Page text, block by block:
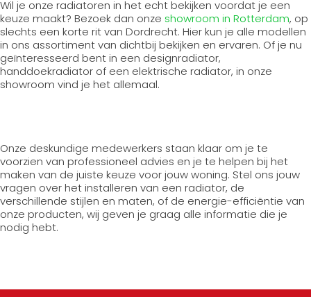
Wil je onze radiatoren in het echt bekijken voordat je een
keuze maakt? Bezoek dan onze showroom in Rotterdam, op
slechts een korte rit van Dordrecht. Hier kun je alle modellen
in ons assortiment van dichtbij bekijken en ervaren. Of je nu
geïnteresseerd bent in een designradiator,
handdoekradiator of een elektrische radiator, in onze
showroom vind je het allemaal.
Onze deskundige medewerkers staan klaar om je te
voorzien van professioneel advies en je te helpen bij het
maken van de juiste keuze voor jouw woning. Stel ons jouw
vragen over het installeren van een radiator, de
verschillende stijlen en maten, of de energie-efficiëntie van
onze producten, wij geven je graag alle informatie die je
nodig hebt.